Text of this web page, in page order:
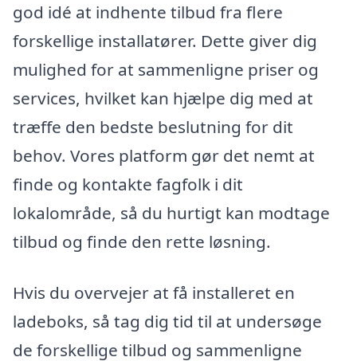
god idé at indhente tilbud fra flere
forskellige installatører. Dette giver dig
mulighed for at sammenligne priser og
services, hvilket kan hjælpe dig med at
træffe den bedste beslutning for dit
behov. Vores platform gør det nemt at
finde og kontakte fagfolk i dit
lokalområde, så du hurtigt kan modtage
tilbud og finde den rette løsning.
Hvis du overvejer at få installeret en
ladeboks, så tag dig tid til at undersøge
de forskellige tilbud og sammenligne